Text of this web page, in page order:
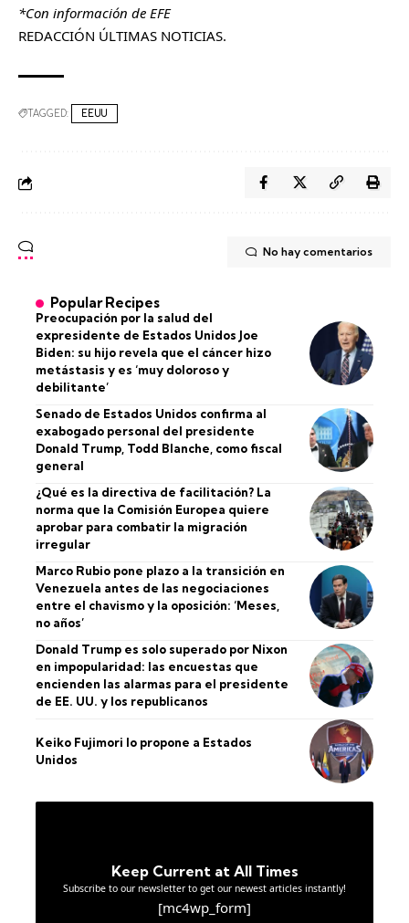
*Con información de EFE
REDACCIÓN ÚLTIMAS NOTICIAS.
TAGGED: EEUU
No hay comentarios
Popular Recipes
Preocupación por la salud del
expresidente de Estados Unidos Joe
Biden: su hijo revela que el cáncer hizo
metástasis y es ‘muy doloroso y
debilitante’
Senado de Estados Unidos confirma al
exabogado personal del presidente
Donald Trump, Todd Blanche, como fiscal
general
¿Qué es la directiva de facilitación? La
norma que la Comisión Europea quiere
aprobar para combatir la migración
irregular
Marco Rubio pone plazo a la transición en
Venezuela antes de las negociaciones
entre el chavismo y la oposición: ‘Meses,
no años’
Donald Trump es solo superado por Nixon
en impopularidad: las encuestas que
encienden las alarmas para el presidente
de EE. UU. y los republicanos
Keiko Fujimori lo propone a Estados
Unidos
Keep Current at All Times
Subscribe to our newsletter to get our newest articles instantly!
[mc4wp_form]